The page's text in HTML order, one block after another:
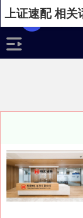
上证速配 相关